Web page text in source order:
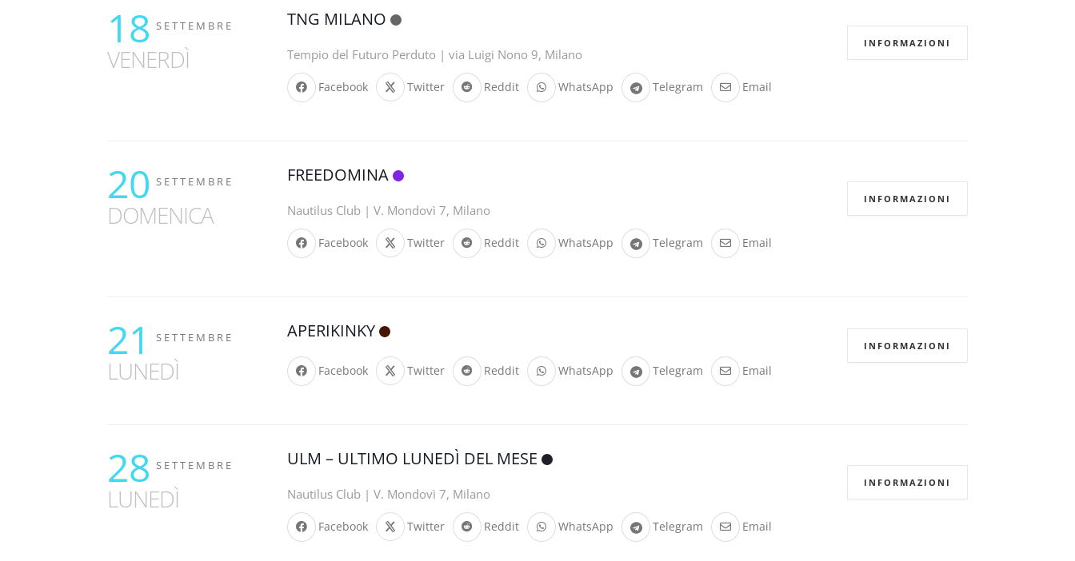
18 SETTEMBRE
VENERDÌ
TNG MILANO
Tempio del Futuro Perduto | via Luigi Nono 9, Milano
Facebook Twitter Reddit WhatsApp Telegram Email
INFORMAZIONI
20 SETTEMBRE
DOMENICA
FREEDOMINA
Nautilus Club | V. Mondovì 7, Milano
Facebook Twitter Reddit WhatsApp Telegram Email
INFORMAZIONI
21 SETTEMBRE
LUNEDÌ
APERIKINKY
Facebook Twitter Reddit WhatsApp Telegram Email
INFORMAZIONI
28 SETTEMBRE
LUNEDÌ
ULM – ULTIMO LUNEDÌ DEL MESE
Nautilus Club | V. Mondovì 7, Milano
Facebook Twitter Reddit WhatsApp Telegram Email
INFORMAZIONI